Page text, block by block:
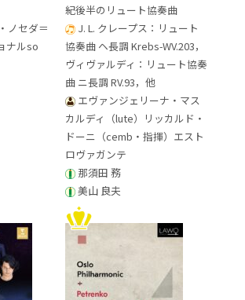
ノセダ＝
ナルso
紀後半のリュート協奏曲
J. L. クレープス：リュート
協奏曲 ヘ長調 Krebs-WV.203，
ヴィヴァルディ：リュート協奏
曲 ニ長調 RV.93，他
エヴァンジェリーナ・マス
カルディ（lute）リッカルド・
ドーニ（cemb・指揮）エスト
ロヴァガンテ
那須田 務
美山 良夫